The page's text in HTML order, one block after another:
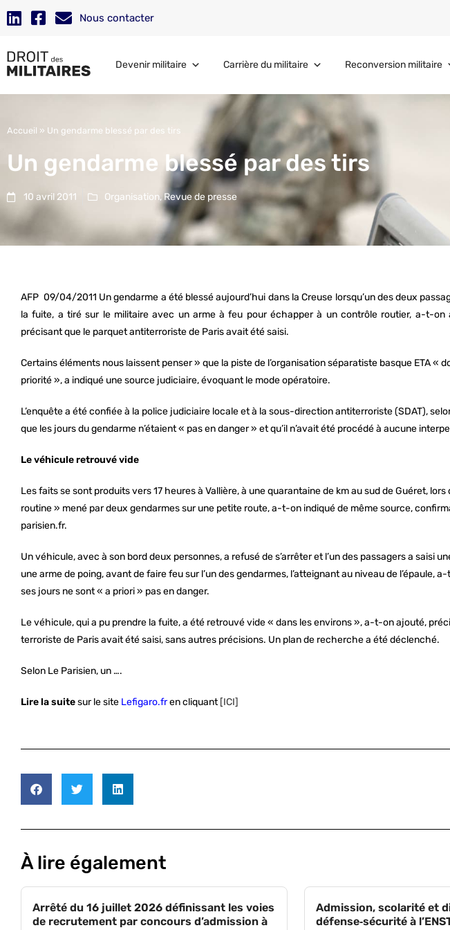
Nous contacter
Devenir militaire Carrière du militaire Reconversion militaire
Accueil » Un gendarme blessé par des tirs
Un gendarme blessé par des tirs
10 avril 2011 Organisation,Revue de presse
AFP 09/04/2011 Un gendarme a été blessé aujourd’hui dans la Creuse lorsqu’un des deux
la fuite, a tiré sur le militaire avec un arme à feu pour échapper à un contrôle routier, a-t-on
précisant que le parquet antiterroriste de Paris avait été saisi.
Certains éléments nous laissent penser » que la piste de l’organisation séparatiste basque ETA «
priorité », a indiqué une source judiciaire, évoquant le mode opératoire.
L’enquête a été confiée à la police judiciaire locale et à la sous-direction antiterroriste (SDAT),
que les jours du gendarme n’étaient « pas en danger » et qu’il n’avait été procédé à aucune
Le véhicule retrouvé vide
Les faits se sont produits vers 17 heures à Vallière, à une quarantaine de km au sud de Guéret,
routine » mené par deux gendarmes sur une petite route, a-t-on indiqué de même source,
parisien.fr.
Un véhicule, avec à son bord deux personnes, a refusé de s’arrêter et l’un des passagers a saisi
une arme de poing, avant de faire feu sur l’un des gendarmes, l’atteignant au niveau de l’épaule,
ses jours ne sont « a priori » pas en danger.
Le véhicule, qui a pu prendre la fuite, a été retrouvé vide « dans les environs », a-t-on ajouté,
terroriste de Paris avait été saisi, sans autres précisions. Un plan de recherche a été déclenché.
Selon Le Parisien, un ….
Lire la suitesur le site Lefigaro.fren cliquant[ICI]
À lire également
Arrêté du 16 juillet 2026 définissant les voies
de recrutement par concours d’admission à
Admission, scolarité et
défense‑sécurité à